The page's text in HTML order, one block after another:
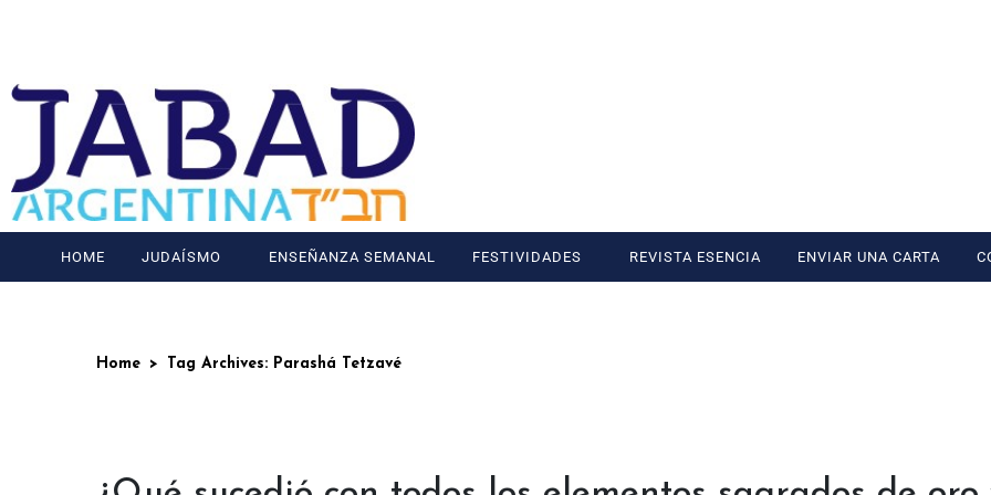
HOME JUDAÍSMO ENSEÑANZA SEMANAL FESTIVIDADES REVISTA ESENCIA ENVIAR UNA CARTA
Home Tag Archives: Parashá Tetzavé